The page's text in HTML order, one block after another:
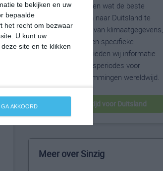
te bekijken en uw
bepaalde
het recht om bezwaar
U kunt uw
site en te klikken
GA AKKOORD
reizen. Wil je weten wat de beste
maanden zijn om naar Duitsland te
reizen? Op basis van klimaatgegevens,
weersextremen en specifieke
weerinformatie bieden wij informatie
over de beste reisperiodes voor
duizenden bestemmingen wereldwijd.
beste reistijd voor Duitsland
Meer over Sinzig